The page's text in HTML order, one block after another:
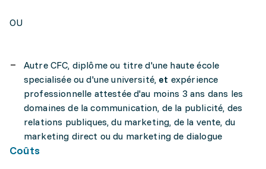
OU
Autre CFC, diplôme ou titre d'une haute école
specialisée ou d'une université, et expérience
professionnelle attestée d'au moins 3 ans dans les
domaines de la communication, de la publicité, des
relations publiques, du marketing, de la vente, du
marketing direct ou du marketing de dialogue
Coûts